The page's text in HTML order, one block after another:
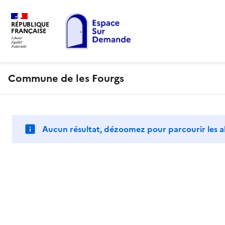
RÉPUBLIQUE
FRANÇAISE
Commune de les Fourgs
Aucun résultat, dézoomez pour parcourir les